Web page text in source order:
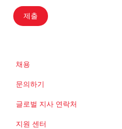
제출
채용
문의하기
글로벌 지사 연락처
지원 센터